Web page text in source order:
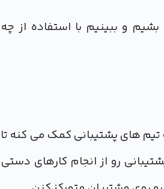
و ببینیم با استفاده از چه
های پشتیبانی کمک می کنه تا
رو از انجام کارهای دستی